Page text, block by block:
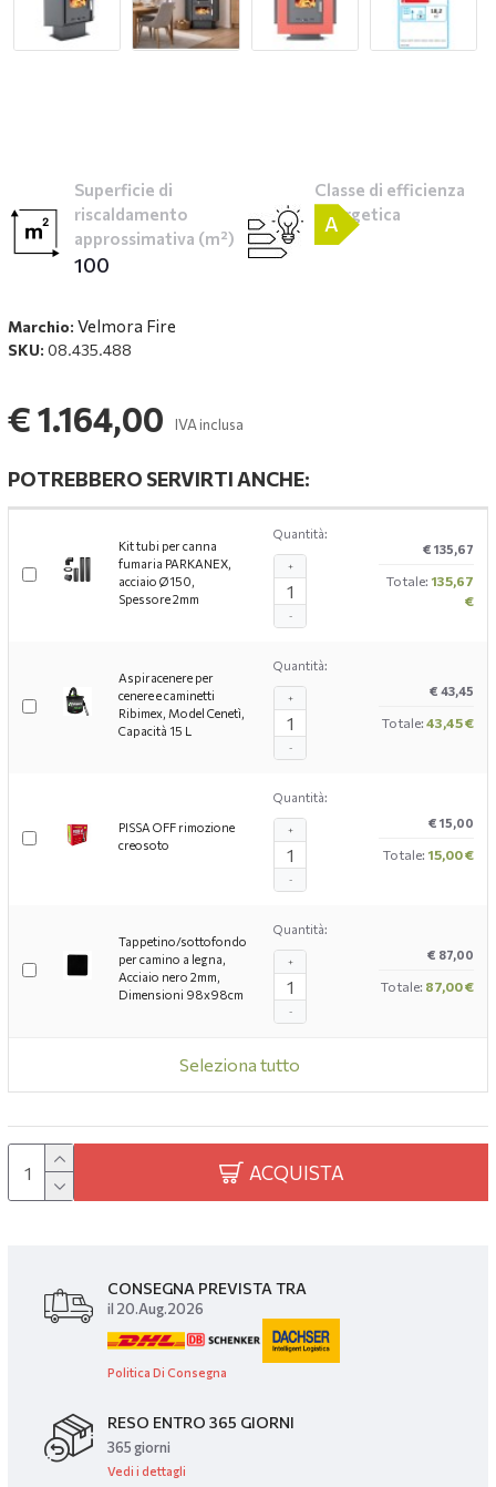
Superficie di
riscaldamento
approssimativa (m²)
100
Classe di efficienza
energetica
A
Marchio: Velmora Fire
SKU: 08.435.488
€ 1.164,00 IVA inclusa
POTREBBERO SERVIRTI ANCHE:
Kit tubi per canna
fumaria PARKANEX,
acciaio Ø150,
Spessore 2mm
Quantità:
-
+
€ 135,67
Totale: 135,67
€
Aspiracenere per
cenere e caminetti
Ribimex, Model Cenetì,
Capacità 15 L
Quantità:
-
+ € 43,45
Totale: 43,45 €
PISSA OFF rimozione
creosoto
Quantità:
-
+ € 15,00
Totale: 15,00 €
Tappetino/sottofondo
per camino a legna,
Acciaio nero 2mm,
Dimensioni 98x98cm
Quantità:
-
+ € 87,00
Totale: 87,00 €
Seleziona tutto
ACQUISTA
CONSEGNA PREVISTA TRA
il 20.Aug.2026
Politica Di Consegna
RESO ENTRO 365 GIORNI
365 giorni
Vedi i dettagli